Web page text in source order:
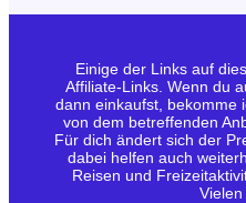
Einige der Links auf
Affiliate-Links. Wenn du
dann einkaufst, bekomme
von dem betreffenden
Für dich ändert sich der
dabei helfen auch
Reisen und